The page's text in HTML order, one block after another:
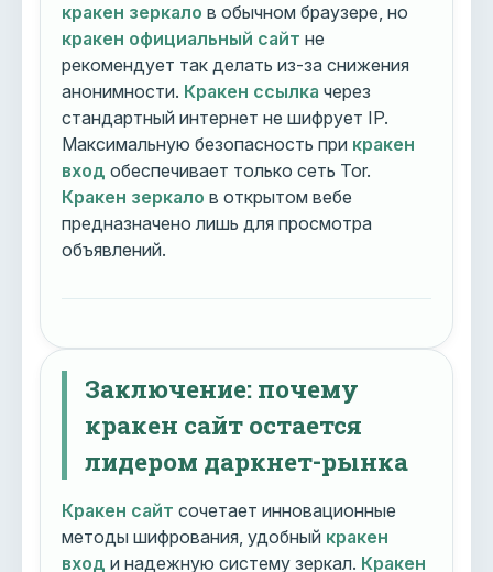
кракен зеркало в обычном браузере, но
кракен официальный сайт не
рекомендует так делать из-за снижения
анонимности. Кракен ссылка через
стандартный интернет не шифрует IP.
Максимальную безопасность при кракен
вход обеспечивает только сеть Tor.
Кракен зеркало в открытом вебе
предназначено лишь для просмотра
объявлений.
Заключение: почему
кракен сайт остается
лидером даркнет-рынка
Кракен сайт сочетает инновационные
методы шифрования, удобный кракен
вход и надежную систему зеркал. Кракен